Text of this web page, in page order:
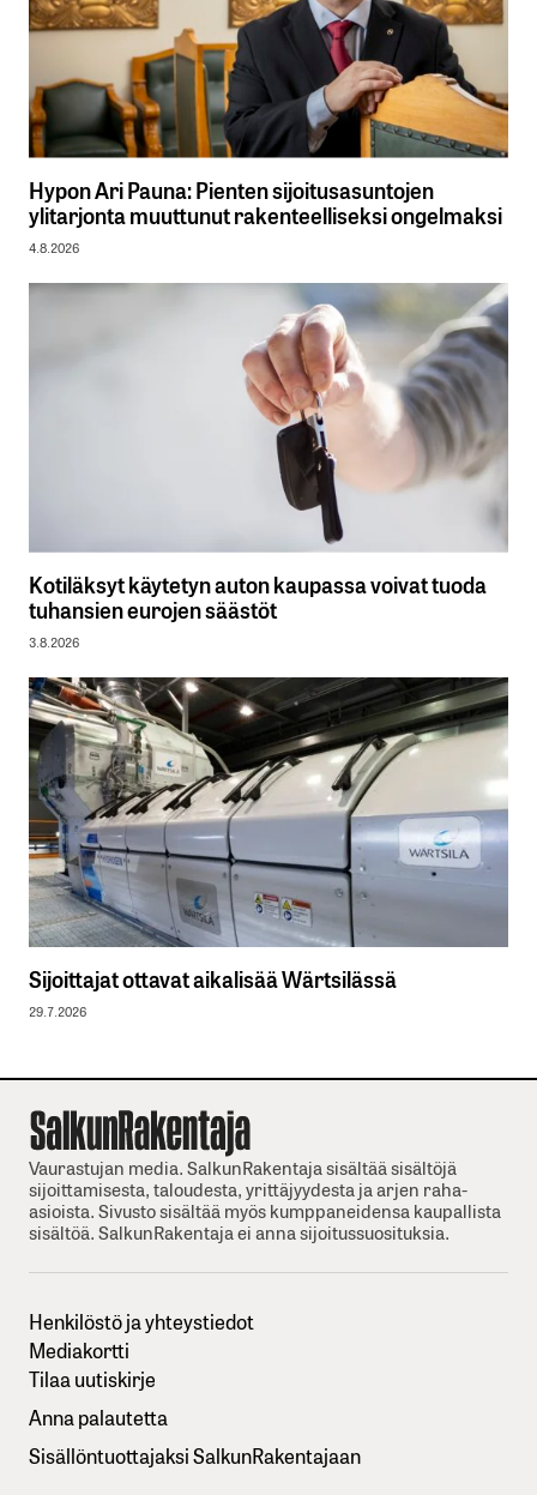
Hypon Ari Pauna: Pienten sijoitusasuntojen
ylitarjonta muuttunut rakenteelliseksi ongelmaksi
4.8.2026
Kotiläksyt käytetyn auton kaupassa voivat tuoda
tuhansien eurojen säästöt
3.8.2026
Sijoittajat ottavat aikalisää Wärtsilässä
29.7.2026
Vaurastujan media. SalkunRakentaja sisältää sisältöjä
sijoittamisesta, taloudesta, yrittäjyydesta ja arjen raha-
asioista. Sivusto sisältää myös kumppaneidensa kaupallista
sisältöä. SalkunRakentaja ei anna sijoitussuosituksia.
Henkilöstö ja yhteystiedot
Mediakortti
Tilaa uutiskirje
Anna palautetta
Sisällöntuottajaksi SalkunRakentajaan